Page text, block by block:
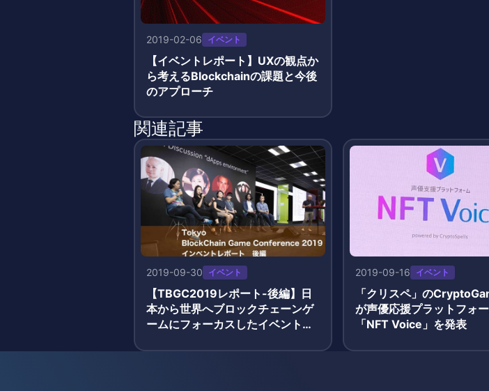
2019-02-06 イベント
【イベントレポート】UXの観点か
ら考えるBlockchainの課題と今後
のアプローチ
関連記事
2019-09-30 イベント
【TBGC2019レポート-後編】日
本から世界へブロックチェーンゲ
ームにフォーカスしたイベント
erence2019」レポート
2019-09-16 イベント
「クリスペ」の
が声優応援プラットフォ
「NFT Voice」を発表